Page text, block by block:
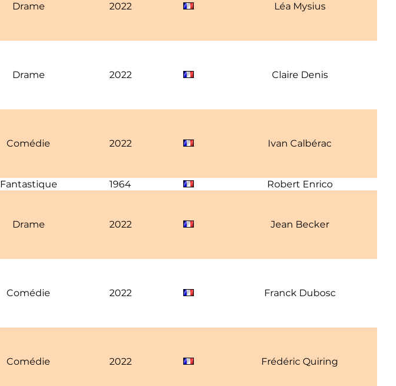
Drame 2022 Léa Mysius
Drame 2022 Claire Denis
Comédie 2022 Ivan Calbérac
Fantastique 1964 Robert Enrico
Drame 2022 Jean Becker
Comédie 2022 Franck Dubosc
Comédie 2022 Frédéric Quiring